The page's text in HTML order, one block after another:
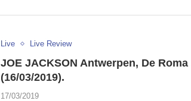
Live Live Review
JOE JACKSON Antwerpen, De Roma
(16/03/2019).
17/03/2019